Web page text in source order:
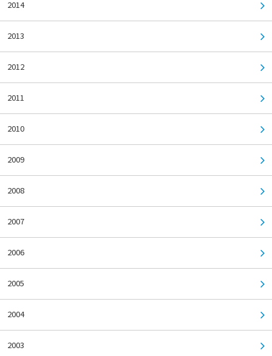
2014
2013
2012
2011
2010
2009
2008
2007
2006
2005
2004
2003